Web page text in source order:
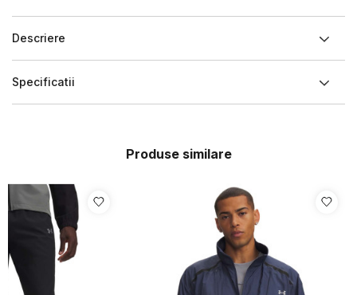
Descriere
Specificatii
Produse similare